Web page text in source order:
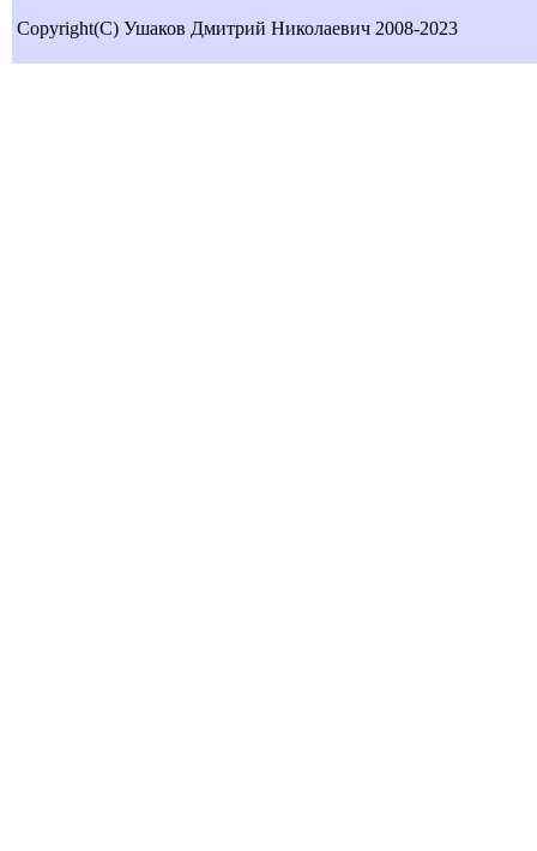
Copyright(C) Ушаков Дмитрий Николаевич 2008-2023